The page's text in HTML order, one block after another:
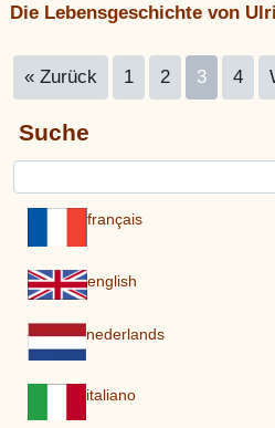
Die Lebensgeschichte von
« Zurück 1 2 3 4
Suche
français
english
nederlands
italiano